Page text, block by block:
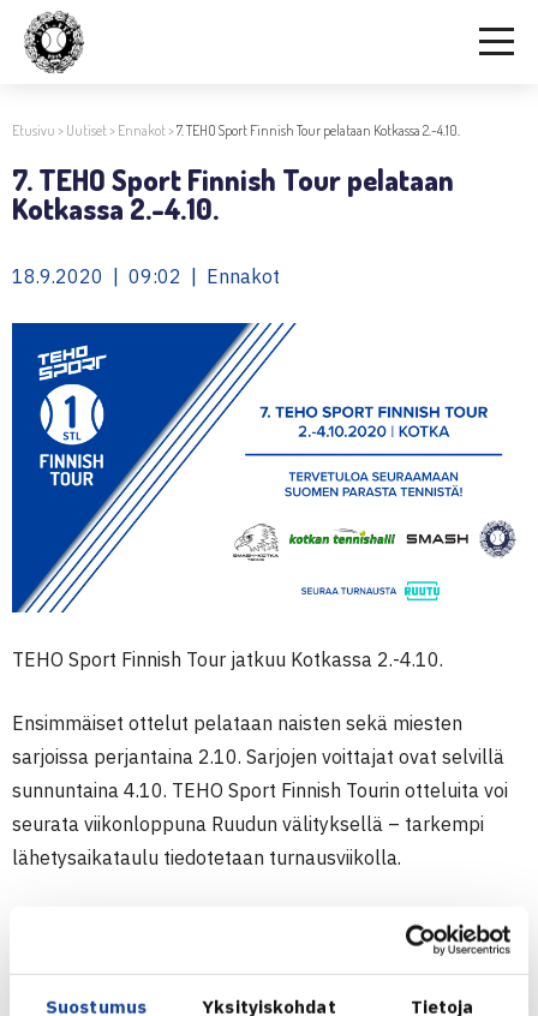
Suostumus Yksityiskohdat Tietoja
Etusivu > Uutiset> Ennakot>7. TEHO Sport Finnish Tour pelataan Kotkassa 2.-4.10.
7. TEHO Sport Finnish Tour pelataan
Kotkassa 2.-4.10.
18.9.2020 | 09:02 | Ennakot
TEHO Sport Finnish Tour jatkuu Kotkassa 2.-4.10.
Ensimmäiset ottelut pelataan naisten sekä miesten
sarjoissa perjantaina 2.10. Sarjojen voittajat ovat selvillä
sunnuntaina 4.10. TEHO Sport Finnish Tourin otteluita voi
seurata viikonloppuna Ruudun välityksellä – tarkempi
lähetysaikataulu tiedotetaan turnausviikolla.
Ilmoittautuminen turnaukseen on auki 27.9. asti. Katso
tarkemmat tiedot turnauksesta ja ilmoittaudu mukaan alla